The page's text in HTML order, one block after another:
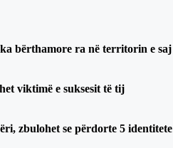
bërthamore ra në territorin e saj
viktimë e suksesit të tij
zbulohet se përdorte 5 identitete